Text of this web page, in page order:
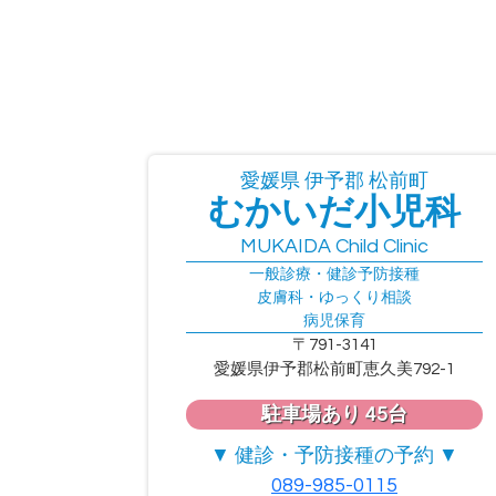
愛媛県 伊予郡 松前町
むかいだ小児科
MUKAIDA Child Clinic
一般診療・健診予防接種
皮膚科・ゆっくり相談
病児保育
〒791-3141
愛媛県伊予郡松前町恵久美792-1
駐車場あり 45台
▼ 健診・予防接種の予約 ▼
089-985-0115